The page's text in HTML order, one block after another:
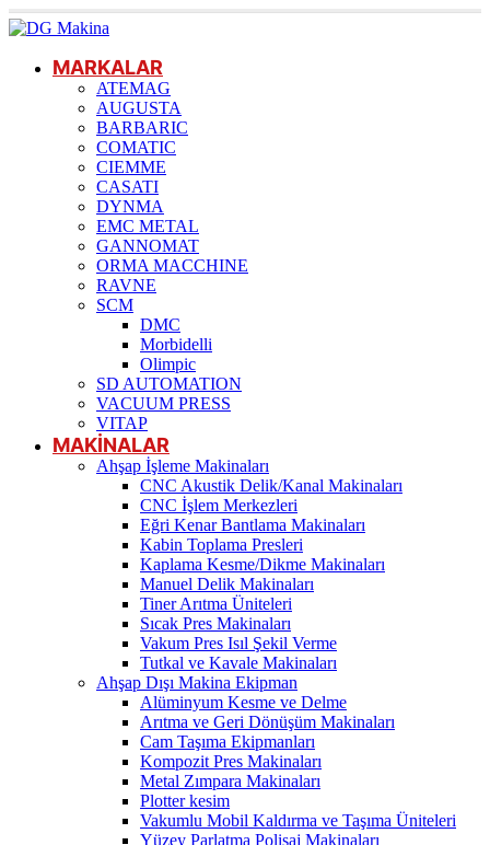
MARKALAR
ATEMAG
AUGUSTA
BARBARIC
COMATIC
CIEMME
CASATI
DYNMA
EMC METAL
GANNOMAT
ORMA MACCHINE
RAVNE
SCM
DMC
Morbidelli
Olimpic
SD AUTOMATION
VACUUM PRESS
VITAP
MAKİNALAR
Ahşap İşleme Makinaları
CNC Akustik Delik/Kanal Makinaları
CNC İşlem Merkezleri
Eğri Kenar Bantlama Makinaları
Kabin Toplama Presleri
Kaplama Kesme/Dikme Makinaları
Manuel Delik Makinaları
Tiner Arıtma Üniteleri
Sıcak Pres Makinaları
Vakum Pres Isıl Şekil Verme
Tutkal ve Kavale Makinaları
Ahşap Dışı Makina Ekipman
Alüminyum Kesme ve Delme
Arıtma ve Geri Dönüşüm Makinaları
Cam Taşıma Ekipmanları
Kompozit Pres Makinaları
Metal Zımpara Makinaları
Plotter kesim
Vakumlu Mobil Kaldırma ve Taşıma Üniteleri
Yüzey Parlatma Polisaj Makinaları